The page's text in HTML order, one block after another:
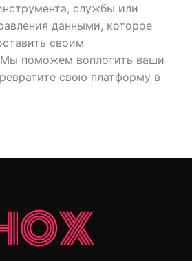
службы или
данными, которое
своим
Мы поможем воплотить ваши
свою платформу в